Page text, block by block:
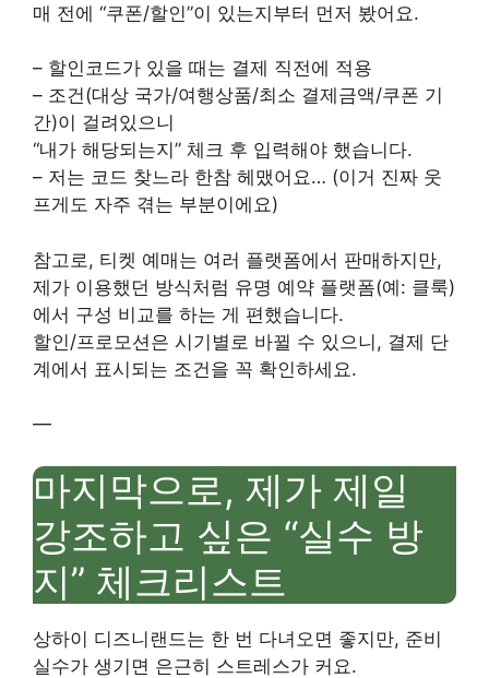
매 전에 “쿠폰/할인”이 있는지부터 먼저 봤어요.
– 할인코드가 있을 때는 결제 직전에 적용
– 조건(대상 국가/여행상품/최소 결제금액/쿠폰 기
간)이 걸려있으니
“내가 해당되는지” 체크 후 입력해야 했습니다.
– 저는 코드 찾느라 한참 헤맸어요… (이거 진짜 웃
프게도 자주 겪는 부분이에요)
참고로, 티켓 예매는 여러 플랫폼에서 판매하지만,
제가 이용했던 방식처럼 유명 예약 플랫폼(예: 클룩)
에서 구성 비교를 하는 게 편했습니다.
할인/프로모션은 시기별로 바뀔 수 있으니, 결제 단
계에서 표시되는 조건을 꼭 확인하세요.
—
마지막으로, 제가 제일
강조하고 싶은 “실수 방
지” 체크리스트
상하이 디즈니랜드는 한 번 다녀오면 좋지만, 준비
실수가 생기면 은근히 스트레스가 커요.